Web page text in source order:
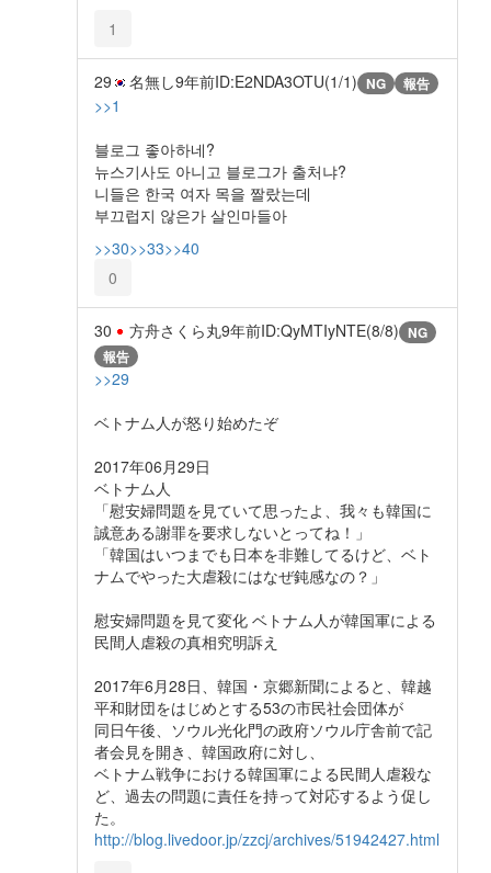
1
29 名無し9年前ID:E2NDA3OTU(1/1) NG 報告
>>1
블로그 좋아하네?
뉴스기사도 아니고 블로그가 출처냐?
니들은 한국 여자 목을 짤랐는데
부끄럽지 않은가 살인마들아
>>30>>33>>40
0
30 方舟さくら丸9年前ID:QyMTIyNTE(8/8) NG
報告
>>29
ベトナム人が怒り始めたぞ
2017年06月29日
ベトナム人
「慰安婦問題を見ていて思ったよ、我々も韓国に
誠意ある謝罪を要求しないとってね！」
「韓国はいつまでも日本を非難してるけど、ベト
ナムでやった大虐殺にはなぜ鈍感なの？」
慰安婦問題を見て変化 ベトナム人が韓国軍による
民間人虐殺の真相究明訴え
2017年6月28日、韓国・京郷新聞によると、韓越
平和財団をはじめとする53の市民社会団体が
同日午後、ソウル光化門の政府ソウル庁舎前で記
者会見を開き、韓国政府に対し、
ベトナム戦争における韓国軍による民間人虐殺な
ど、過去の問題に責任を持って対応するよう促し
た。
http://blog.livedoor.jp/zzcj/archives/51942427.html